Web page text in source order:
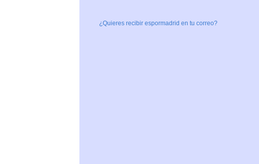
¿Quieres recibir espormadrid en tu correo?